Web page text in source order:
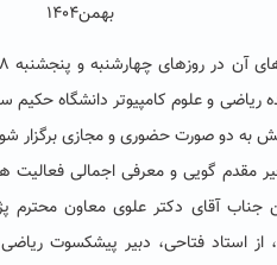
بهمن۱۴۰۴
و علوم کامپیوتر دانشگاه حکیم
به دو صورت حضوری و مجازی برگزار
۸ بهمن ماه با خیر مقدم گویی و معرفی
آقای دکتر علوی معاون محترم
از استاد فتاحی، دبیر پیشکسوت